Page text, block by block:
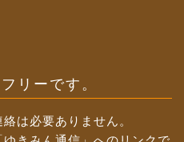
リーです。
は必要ありません。